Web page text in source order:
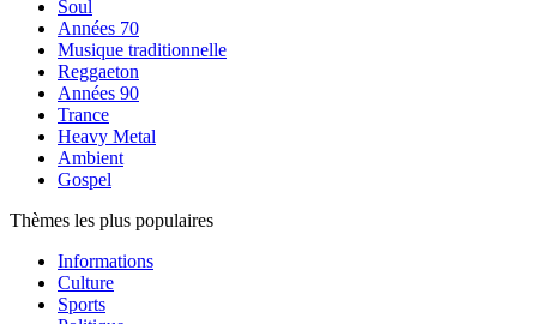
Soul
Années 70
Musique traditionnelle
Reggaeton
Années 90
Trance
Heavy Metal
Ambient
Gospel
Thèmes les plus populaires
Informations
Culture
Sports